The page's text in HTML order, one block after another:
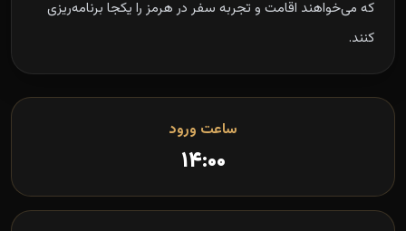
که می‌خواهند اقامت و تجربه سفر در هرمز را یکجا برنامه‌ریزی
کنند.
ساعت ورود
۱۴:۰۰